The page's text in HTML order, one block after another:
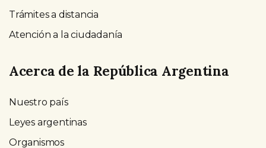
Trámites a distancia
Atención a la ciudadanía
Acerca de la República Argentina
Nuestro país
Leyes argentinas
Organismos